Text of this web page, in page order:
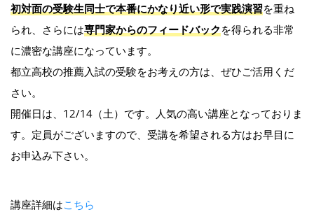
初対面の受験生同士で本番にかなり近い形で実践演習を重ね
られ、さらには専門家からのフィードバック を得られる非常
に濃密な講座になっています。
都立高校の推薦入試の受験をお考えの方は、ぜひご活用くだ
さい。
開催日は、12/14（土）です。人気の高い講座となっておりま
す。定員がございますので、受講を希望される方はお早目に
お申込み下さい。
講座詳細はこちら